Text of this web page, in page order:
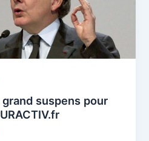
suspens pour